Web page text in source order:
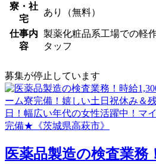
寮・社
宅
あり（無料）
仕事内
容
製薬化粧品系工場での軽
タッフ
募集が停止しています
医薬品製造の検査業務